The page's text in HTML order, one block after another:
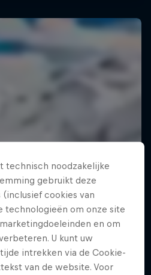
technisch noodzakelijke
gebruikt deze
cookies van
technologieën om onze site
en om
U kunt uw
intrekken via de Cookie-
van de website. Voor